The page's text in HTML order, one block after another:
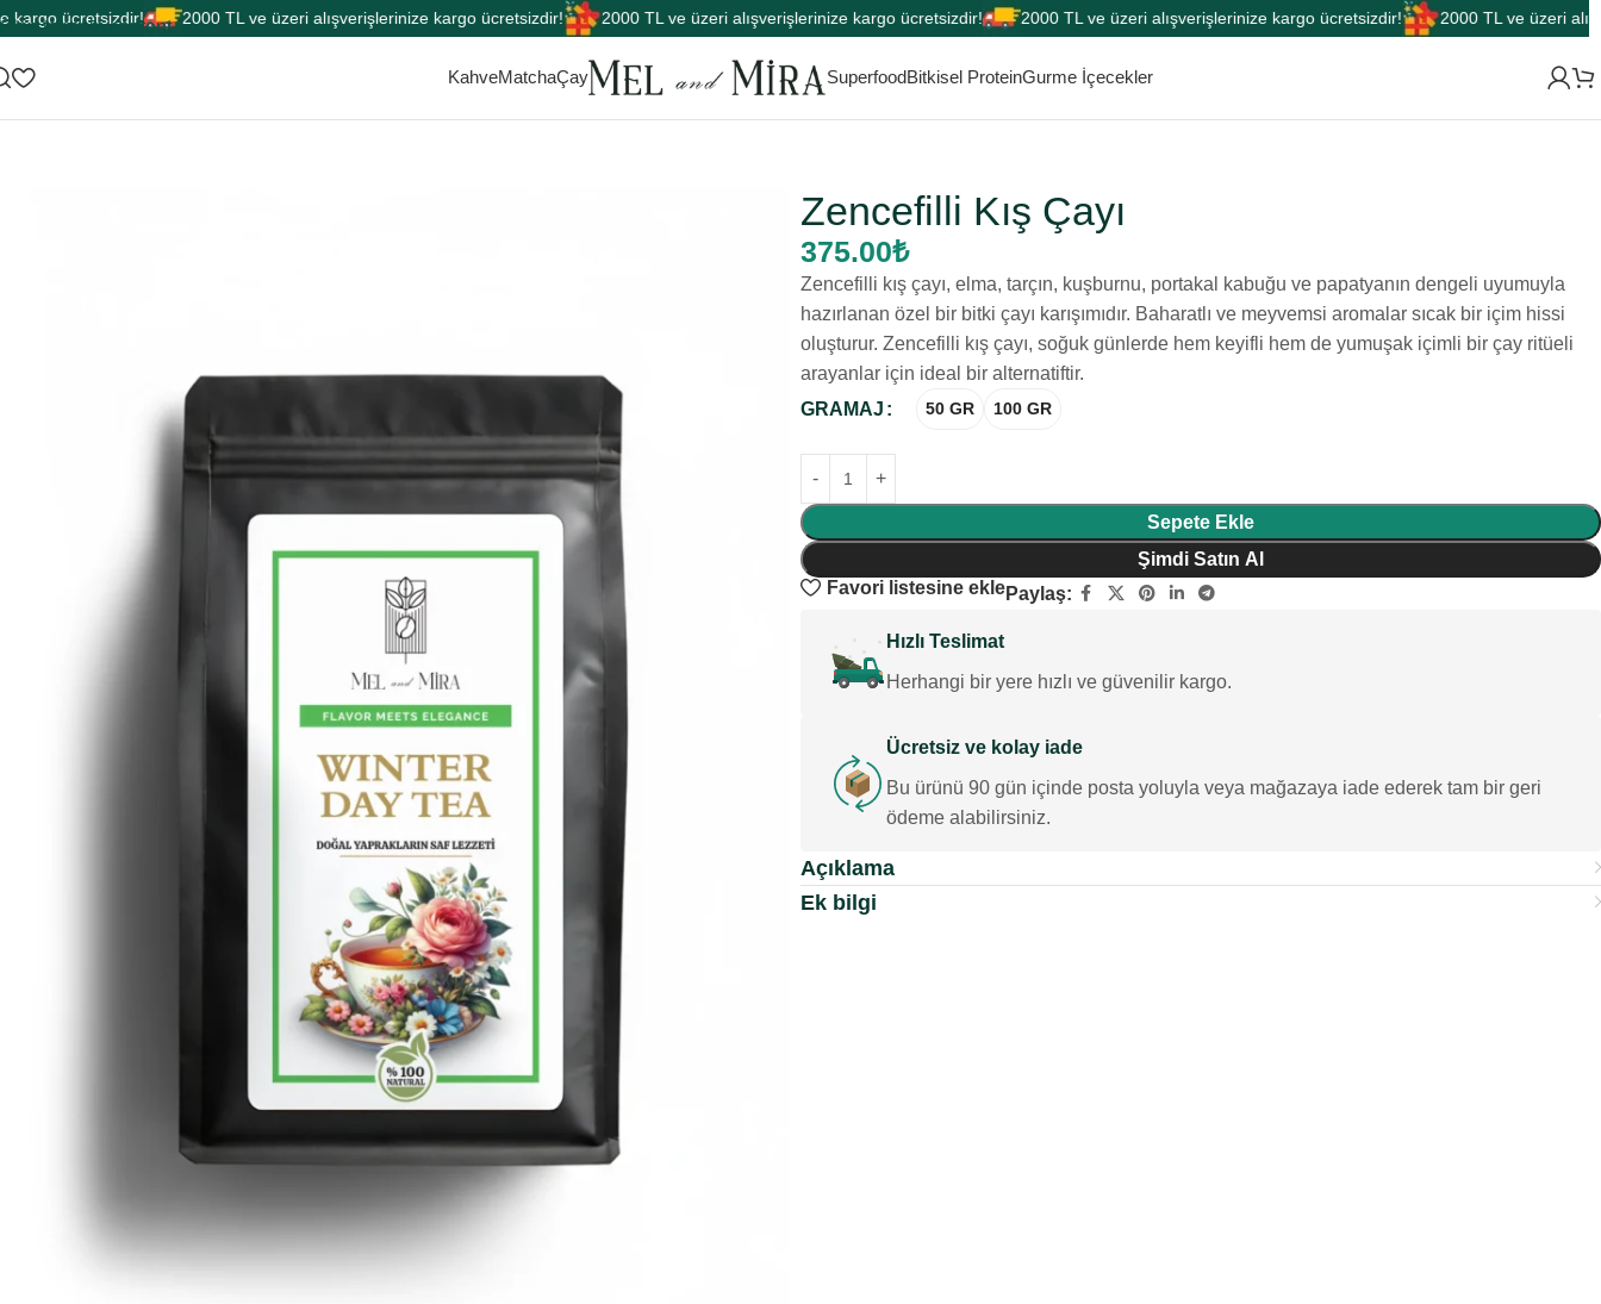
Skip to main content
ücretsizdir! 2000 TL ve üzeri alışverişlerinize kargo ücretsizdir! 2000 TL ve üzeri alışverişlerinize kargo ücretsizdir! 2000 TL ve üzeri alışverişlerinize kargo ücretsizdir! 2000 TL ve üzeri
KahveMatchaÇay SuperfoodBitkisel ProteinGurme İçecekler
Zencefilli Kış Çayı
375.00₺
Zencefilli kış çayı, elma, tarçın, kuşburnu, portakal kabuğu ve papatyanın dengeli uyumuyla
hazırlanan özel bir bitki çayı karışımıdır. Baharatlı ve meyvemsi aromalar sıcak bir içim hissi
oluşturur. Zencefilli kış çayı, soğuk günlerde hem keyifli hem de yumuşak içimli bir çay ritüeli
arayanlar için ideal bir alternatiftir.
GRAMAJ
50 GR 100 GR
Sepete Ekle
Şimdi Satın Al
Favori listesine eklePaylaş:
Hızlı Teslimat
Herhangi bir yere hızlı ve güvenilir kargo.
Ücretsiz ve kolay iade
Bu ürünü 90 gün içinde posta yoluyla veya mağazaya iade ederek tam bir geri
ödeme alabilirsiniz.
Açıklama
Ek bilgi